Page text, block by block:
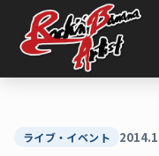
キ
ライブ・イベント